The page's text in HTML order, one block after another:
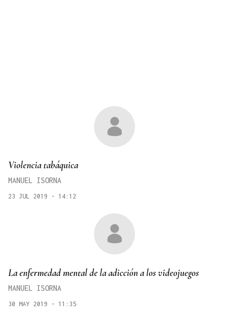
Violencia tabáquica
MANUEL ISORNA
23 JUL 2019 - 14:12
La enfermedad mental de la adicción a los videojuegos
MANUEL ISORNA
30 MAY 2019 - 11:35